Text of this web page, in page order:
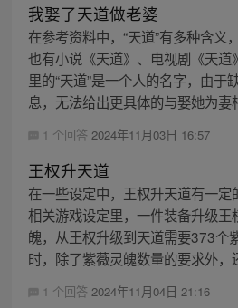
我娶了天道做老婆
在参考资料中，“天道”有多种含义
也有小说《天道》、电视剧《天
里的“天道”是一个人的名字，由于
息，无法给出更具体的与娶她为妻
1 个回答 2024年11月03日 16:57
王权升天道
在一些设定中，王权升天道有一
相关游戏设定里，一件装备升级王
魄，从王权升级到天道需要373个
时，除了紫薇灵魄数量的要求外，
1 个回答 2024年11月04日 21:16